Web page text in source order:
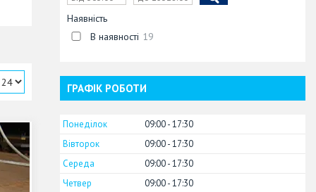
Наявність
В наявності 19
ГРАФІК РОБОТИ
Понеділок 09:00 17:30
Вівторок
09:00 17:30
Середа
09:00 17:30
Четвер
09:00 17:30